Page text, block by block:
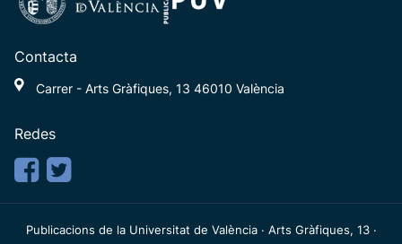
Contacta
Carrer - Arts Gràfiques, 13 46010 València
Redes
Publicacions de la Universitat de València · Arts Gràfiques, 13 ·